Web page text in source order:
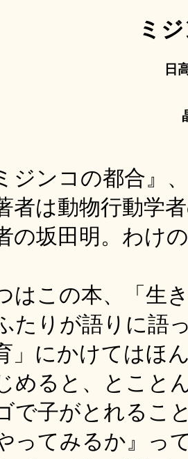
ミ
日
ジンコの都合』
者は動物行動学
の坂田明。わけ
はこの本、「生
たりが語りに語
」にかけてはほ
めると、とこと
で子がとれるこ
ってみるか』っ